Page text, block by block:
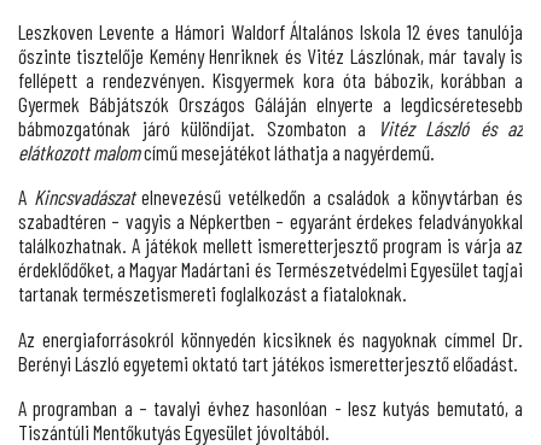
Leszkoven Levente a Hámori Waldorf Általános Iskola 12 éves tanulója
őszinte tisztelője Kemény Henriknek és Vitéz Lászlónak, már tavaly is
fellépett a rendezvényen. Kisgyermek kora óta bábozik, korábban a
Gyermek Bábjátszók Országos Gáláján elnyerte a legdicséretesebb
bábmozgatónak járó különdíjat. Szombaton a
Vitéz László és az
elátkozott malomcímű mesejátékot láthatja a nagyérdemű.
A Kincsvadászatelnevezésű vetélkedőn a családok a könyvtárban és
szabadtéren – vagyis a Népkertben – egyaránt érdekes feladványokkal
találkozhatnak. A játékok mellett ismeretterjesztő program is várja az
érdeklődőket, a Magyar Madártani és Természetvédelmi Egyesület tagjai
tartanak természetismereti foglalkozást a fiataloknak.
Az energiaforrásokról könnyedén kicsiknek és nagyoknak címmel Dr.
Berényi László egyetemi oktató tart játékos ismeretterjesztő előadást.
A programban a – tavalyi évhez hasonlóan - lesz kutyás bemutató, a
Tiszántúli Mentőkutyás Egyesület jóvoltából.